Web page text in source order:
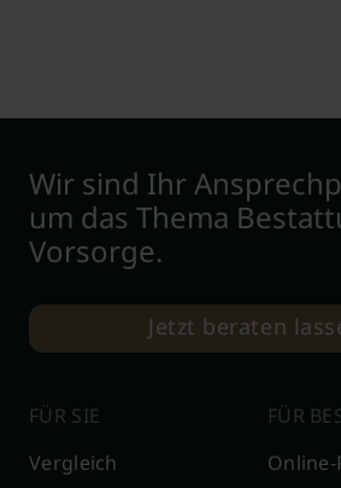
Wir sind Ihr
um das Thema
Vorsorge.
Jetzt beraten
FÜR SIE
Vergleich
FÜR